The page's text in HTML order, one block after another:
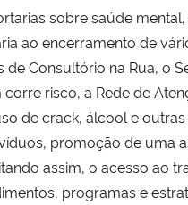
sobre saúde
ao encerramento de
Consultório na Rua, o
risco, a Rede de
de crack, álcool e
promoção de uma
assim, o acesso ao
programas e